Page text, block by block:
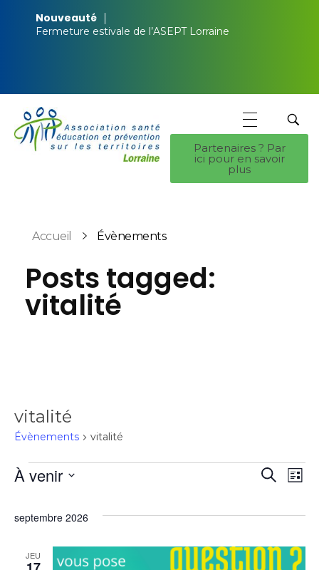
Nouveauté
Fermeture estivale de l’ASEPT Lorraine
Partenaires ? Par
ici pour en savoir
plus
Accueil Évènements
Posts tagged:
vitalité
vitalité
Évènements vitalité
et de
Liste
À venir
une
septembre 2026
JEU